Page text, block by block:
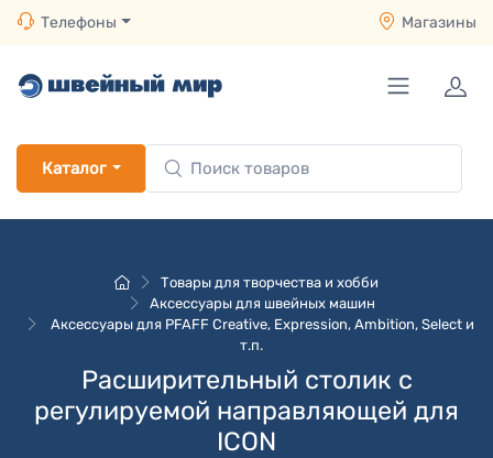
Телефоны Магазины
Каталог
Товары для творчества и хобби
Аксессуары для швейных машин
Аксессуары для PFAFF Creative, Expression, Ambition, Select и
т.п.
Расширительный столик с
регулируемой направляющей для
ICON